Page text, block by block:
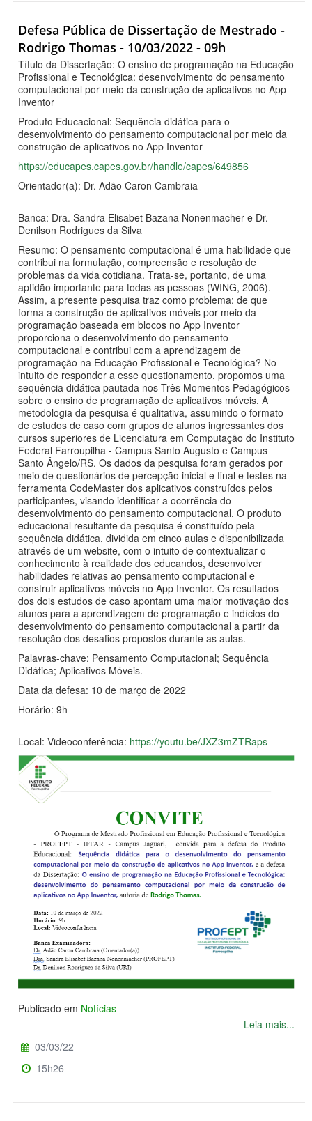
Defesa Pública de Dissertação de Mestrado -
Rodrigo Thomas - 10/03/2022 - 09h
Título da Dissertação: O ensino de programação na Educação
Profissional e Tecnológica: desenvolvimento do pensamento
computacional por meio da construção de aplicativos no App
Inventor
Produto Educacional: Sequência didática para o
desenvolvimento do pensamento computacional por meio da
construção de aplicativos no App Inventor
https://educapes.capes.gov.br/handle/capes/649856
Orientador(a): Dr. Adão Caron Cambraia
Banca: Dra. Sandra Elisabet Bazana Nonenmacher e Dr.
Denilson Rodrigues da Silva
Resumo: O pensamento computacional é uma habilidade que
contribui na formulação, compreensão e resolução de
problemas da vida cotidiana. Trata-se, portanto, de uma
aptidão importante para todas as pessoas (WING, 2006).
Assim, a presente pesquisa traz como problema: de que
forma a construção de aplicativos móveis por meio da
programação baseada em blocos no App Inventor
proporciona o desenvolvimento do pensamento
computacional e contribui com a aprendizagem de
programação na Educação Profissional e Tecnológica? No
intuito de responder a esse questionamento, propomos uma
sequência didática pautada nos Três Momentos Pedagógicos
sobre o ensino de programação de aplicativos móveis. A
metodologia da pesquisa é qualitativa, assumindo o formato
de estudos de caso com grupos de alunos ingressantes dos
cursos superiores de Licenciatura em Computação do Instituto
Federal Farroupilha - Campus Santo Augusto e Campus
Santo Ângelo/RS. Os dados da pesquisa foram gerados por
meio de questionários de percepção inicial e final e testes na
ferramenta CodeMaster dos aplicativos construídos pelos
participantes, visando identificar a ocorrência do
desenvolvimento do pensamento computacional. O produto
educacional resultante da pesquisa é constituído pela
sequência didática, dividida em cinco aulas e disponibilizada
através de um website, com o intuito de contextualizar o
conhecimento à realidade dos educandos, desenvolver
habilidades relativas ao pensamento computacional e
construir aplicativos móveis no App Inventor. Os resultados
dos dois estudos de caso apontam uma maior motivação dos
alunos para a aprendizagem de programação e indícios do
desenvolvimento do pensamento computacional a partir da
resolução dos desafios propostos durante as aulas.
Palavras-chave: Pensamento Computacional; Sequência
Didática; Aplicativos Móveis.
Data da defesa: 10 de março de 2022
Horário: 9h
Local: Videoconferência: https://youtu.be/JXZ3mZTRaps
Publicado em Notícias
Leia mais...
03/03/22
15h26